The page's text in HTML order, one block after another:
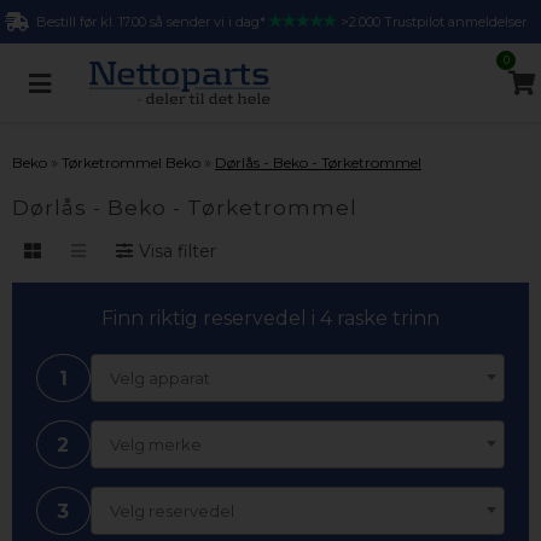
Bestill før kl. 17.00 så sender vi i dag* >2.000 Trustpilot anmeldelser
0
Beko » Tørketrommel Beko » Dørlås - Beko - Tørketrommel
Dørlås - Beko - Tørketrommel
Visa filter
Finn riktig reservedel i 4 raske trinn
1 Velg apparat
2 Velg merke
3 Velg reservedel